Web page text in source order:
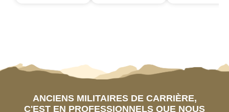
ANCIENS MILITAIRES DE CARRIÈRE,
C'EST EN PROFESSIONNELS QUE NOUS